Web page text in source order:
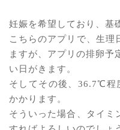
妊娠を希望しており、基
こちらのアプリで、生理
ますが、アプリの排卵予
い日がきます。
そしてその後、36.7℃程
かかります。
そういった場合、タイミ